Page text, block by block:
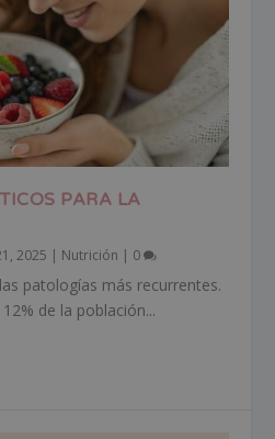
PARA LA
2025 | Nutrición | 0
patologías más recurrentes.
de la población...